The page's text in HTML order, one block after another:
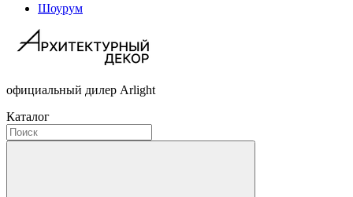
Шоурум
официальный дилер Arlight
Каталог